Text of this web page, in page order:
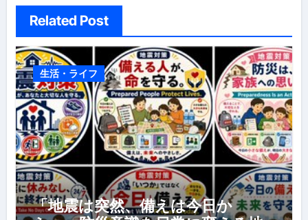
Related Post
生活・ライフ
「地震は突然、備えは今日か